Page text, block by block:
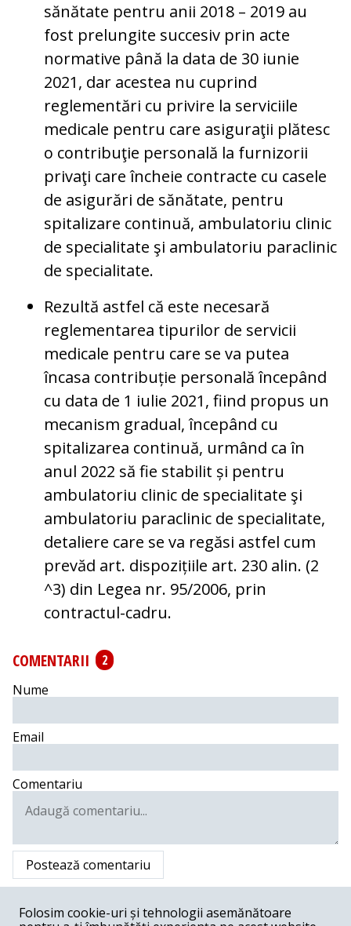
sănătate pentru anii 2018 – 2019 au
fost prelungite succesiv prin acte
normative până la data de 30 iunie
2021, dar acestea nu cuprind
reglementări cu privire la serviciile
medicale pentru care asiguraţii plătesc
o contribuţie personală la furnizorii
privaţi care încheie contracte cu casele
de asigurări de sănătate, pentru
spitalizare continuă, ambulatoriu clinic
de specialitate şi ambulatoriu paraclinic
de specialitate.
Rezultă astfel că este necesară
reglementarea tipurilor de servicii
medicale pentru care se va putea
încasa contribuție personală începând
cu data de 1 iulie 2021, fiind propus un
mecanism gradual, începând cu
spitalizarea continuă, urmând ca în
anul 2022 să fie stabilit și pentru
ambulatoriu clinic de specialitate şi
ambulatoriu paraclinic de specialitate,
detaliere care se va regăsi astfel cum
prevăd art. dispozițiile art. 230 alin. (2
^3) din Legea nr. 95/2006, prin
contractul-cadru.
COMENTARII
2
Nume
Email
Comentariu
Postează comentariu
O initiativa excelenta. Ar trebui sa urmeze introducerea
Folosim cookie-uri și tehnologii asemănătoare